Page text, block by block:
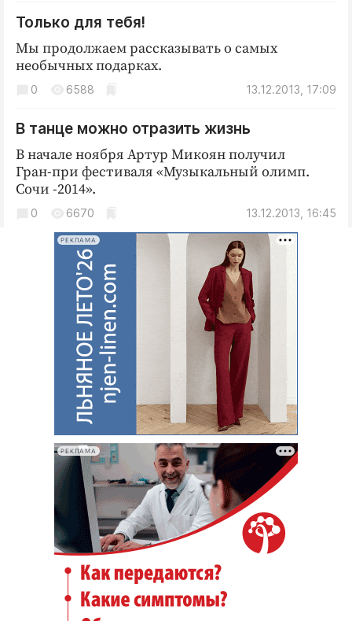
Работодатель года
Только для тебя!
Мы продолжаем рассказывать о самых
необычных подарках.
13.12.2013, 17:09
0 6588
В танце можно отразить жизнь
В начале ноября Артур Микоян получил
Гран-при фестиваля «Музыкальный олимп.
Сочи -2014».
13.12.2013, 16:45
0 6670
РЕКЛАМА
РЕКЛАМА